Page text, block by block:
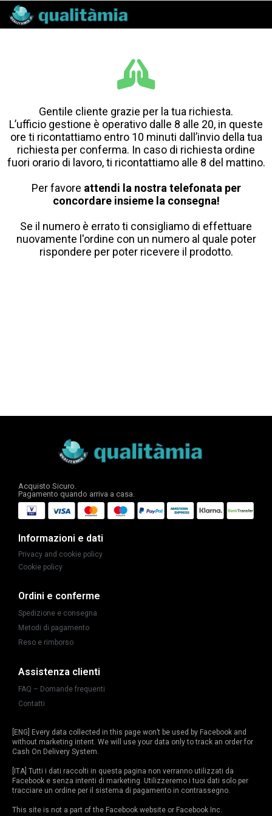
Gentile cliente grazie per la tua richiesta.
L’ufficio gestione è operativo dalle 8 alle 20, in queste
ore ti ricontattiamo entro 10 minuti dall’invio della tua
richiesta per conferma. In caso di richiesta ordine
fuori orario di lavoro, ti ricontattiamo alle 8 del mattino.
Per favore attendi la nostra telefonata per
concordare insieme la consegna!
Se il numero è errato ti consigliamo di effettuare
nuovamente l'ordine con un numero al quale poter
rispondere per poter ricevere il prodotto.
Acquisto Sicuro.
Pagamento quando arriva a casa.
Informazioni e dati
Privacy and cookie policy
Cookie policy
Ordini e conferme
Spedizione e consegna
Metodi di pagamento
Reso e rimborso
Assistenza clienti
FAQ – Domande frequenti
Contatti
[ENG] Every data collected in this page won’t be used by Facebook and
without marketing intent. We will use your data only to track an order for
Cash On Delivery System.
[ITA] Tutti i dati raccolti in questa pagina non verranno utilizzati da
Facebook e senza intenti di marketing. Utilizzeremo i tuoi dati solo per
tracciare un ordine per il sistema di pagamento in contrassegno.
This site is not a part of the Facebook website or Facebook Inc.